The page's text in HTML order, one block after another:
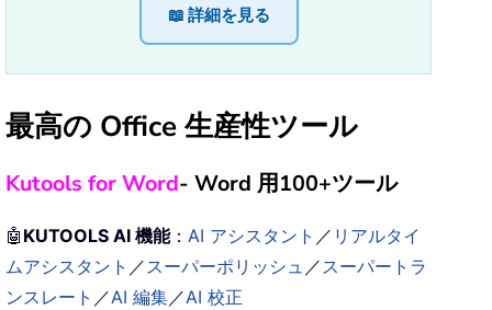
📖 詳細を見る
最高の Office 生産性ツール
Kutools for Word- Word 用100+ツール
🤖 KUTOOLS AI 機能： AI アシスタント ／ リアルタイ
ムアシスタント ／スーパーポリッシュ ／スーパートラ
ンスレート ／AI 編集／AI 校正